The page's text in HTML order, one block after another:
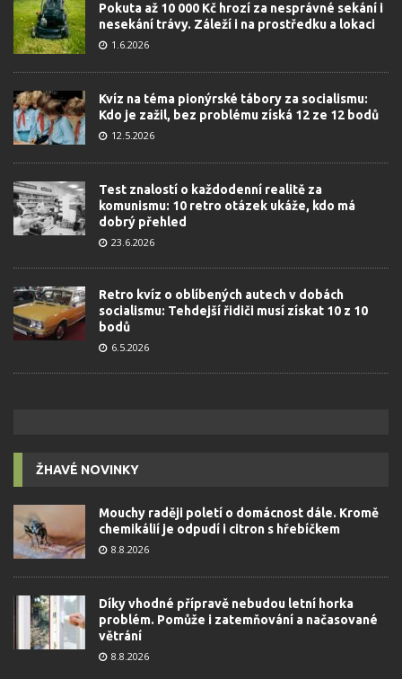
Pokuta až 10 000 Kč hrozí za nesprávné sekání i
nesekání trávy. Záleží i na prostředku a lokaci
1.6.2026
Kvíz na téma pionýrské tábory za socialismu:
Kdo je zažil, bez problému získá 12 ze 12 bodů
12.5.2026
Test znalostí o každodenní realitě za
komunismu: 10 retro otázek ukáže, kdo má
dobrý přehled
23.6.2026
Retro kvíz o oblíbených autech v dobách
socialismu: Tehdejší řidiči musí získat 10 z 10
bodů
6.5.2026
ŽHAVÉ NOVINKY
Mouchy raději poletí o domácnost dále. Kromě
chemikálií je odpudí i citron s hřebíčkem
8.8.2026
Díky vhodné přípravě nebudou letní horka
problém. Pomůže i zatemňování a načasované
větrání
8.8.2026